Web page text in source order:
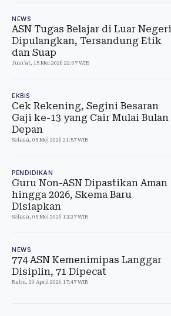
NEWS
ASN Tugas Belajar di Luar Negeri
Dipulangkan, Tersandung Etik
dan Suap
Jum'at, 15 Mei 2026 22:07 WIB
EKBIS
Cek Rekening, Segini Besaran
Gaji ke-13 yang Cair Mulai Bulan
Depan
Selasa, 05 Mei 2026 21:57 WIB
PENDIDIKAN
Guru Non-ASN Dipastikan Aman
hingga 2026, Skema Baru
Disiapkan
Selasa, 05 Mei 2026 13:27 WIB
NEWS
774 ASN Kemenimipas Langgar
Disiplin, 71 Dipecat
Rabu, 29 April 2026 17:47 WIB